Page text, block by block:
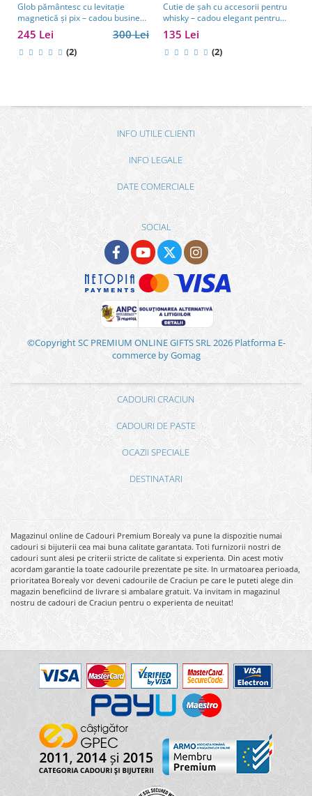
Glob pământesc cu levitație
magnetică și pix – cadou business
pentru bărbați pasionați de
tehnologie și călătorii
300 Lei
245 Lei
(2)
Cutie de șah cu accesorii pentru
whisky – cadou elegant pentru
bărbați pasionați de strategie.
TOP 10 Cadouri Barbati
135 Lei
(2)
INFO UTILE CLIENTI
INFO LEGALE
DATE COMERCIALE
SOCIAL
©Copyright SC PREMIUM ONLINE GIFTS SRL 2026 Platforma E-
commerce by Gomag
CADOURI CRACIUN
CADOURI DE PASTE
OCAZII SPECIALE
DESTINATARI
Magazinul online de Cadouri Premium Borealy va pune la dispozitie numai
cadouri si bijuterii cea mai buna calitate garantata. Toti furnizorii nostri de
cadouri sunt alesi pe criterii stricte de calitate si experienta. Din acest motiv
acordam garantie la toate cadourile prezentate pe site. In urmatoarea perioada,
prioritatea Borealy vor deveni cadourile de Craciun pe care le puteti alege din
magazin beneficiind de livrare si ambalare gratuit. Va invitam in magazinul
nostru de cadouri de Craciun pentru o experienta de neuitat!